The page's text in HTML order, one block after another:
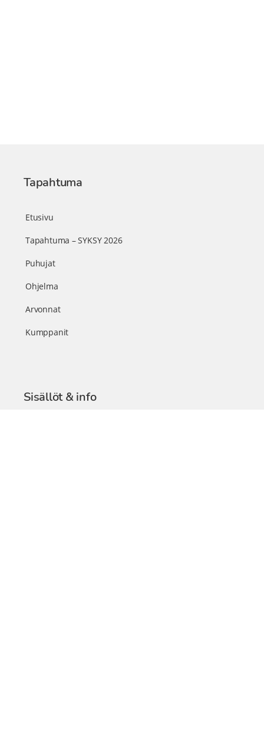
Tapahtuma
Etusivu
Tapahtuma – SYKSY 2026
Puhujat
Ohjelma
Arvonnat
Kumppanit
Sisällöt & info